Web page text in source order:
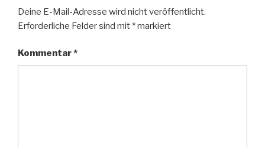
Deine E-Mail-Adresse wird nicht veröffentlicht.
Erforderliche Felder sind mit *markiert
Kommentar*